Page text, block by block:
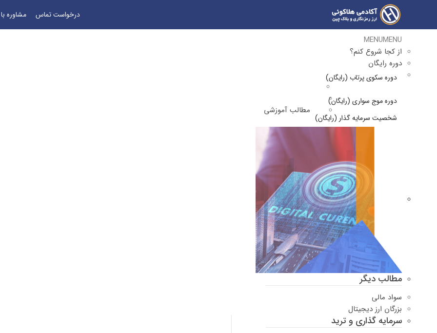
درخواست تماس مشاوره
MENUMENU
از کجا شروع کنم؟
دوره رایگان
دوره سکوی پرتاب (رایگان)
دوره موج سواری (رایگان)
شخصیت سرمایه گذار (رایگان)
مطالب آموزشی
مطالب دیگر
سواد مالی
بزرگان ارز دیجیتال
سرمایه گذاری و ترید